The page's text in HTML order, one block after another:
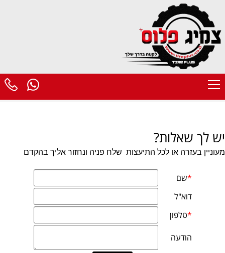
יש לך שאלות?
מעוניין בעזרה או לכל התיעצות שלח פניה ונחזור אליך בהקדם